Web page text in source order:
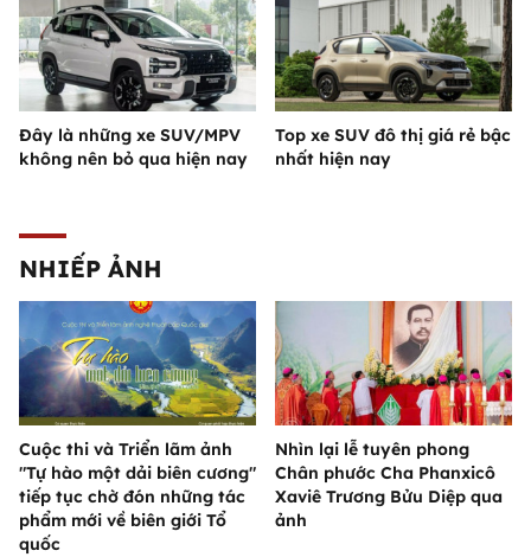
Đây là những xe SUV/MPV
không nên bỏ qua hiện nay
Top xe SUV đô thị giá rẻ bậc
nhất hiện nay
NHIẾP ẢNH
Cuộc thi và Triển lãm ảnh
"Tự hào một dải biên cương"
tiếp tục chờ đón những tác
phẩm mới về biên giới Tổ
quốc
Nhìn lại lễ tuyên phong
Chân phước Cha Phanxicô
Xaviê Trương Bửu Diệp qua
ảnh